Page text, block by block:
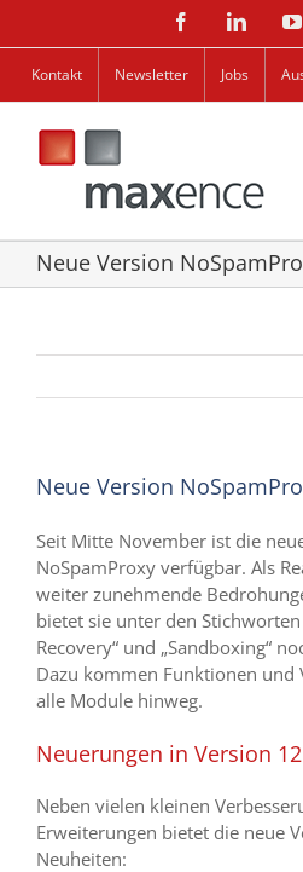
springen
Facebook
Kontakt Newsletter Jobs
Neue Version
Neue Version
Seit Mitte November ist die
NoSpamProxy verfügbar. Als
weiter zunehmende
bietet sie unter den
Recovery“ und „Sandboxing“
Dazu kommen Funktionen und
alle Module hinweg.
Neuerungen in Version
Neben vielen kleinen
Erweiterungen bietet die neue
Neuheiten: